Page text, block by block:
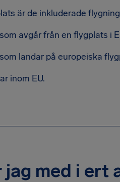
är de inkluderade
avgår från en flygplats i
landar på europeiska
inom EU.
jag med i ert